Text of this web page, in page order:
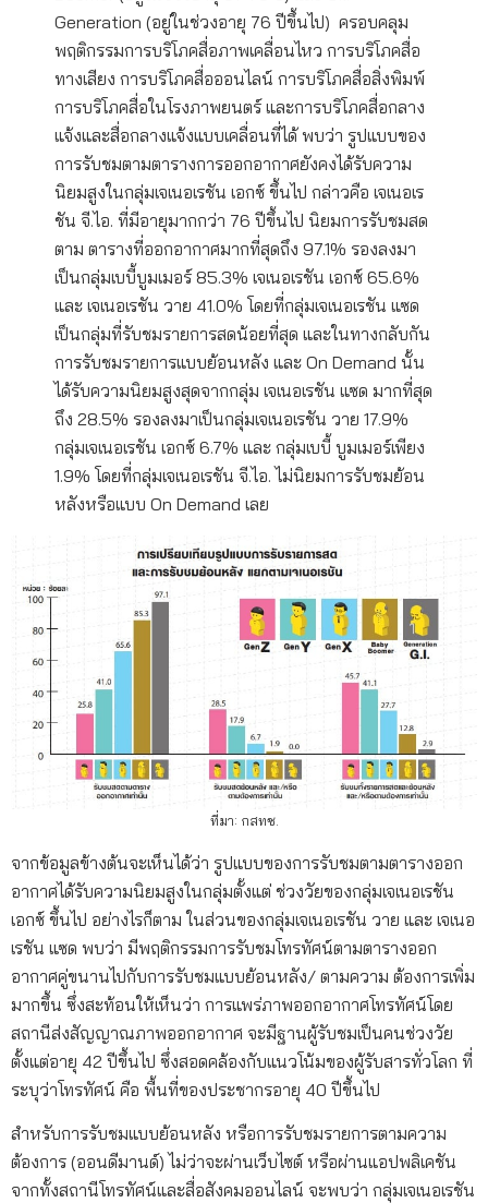
Generation (อยู่ในช่วงอายุ 76 ปีขึ้นไป) ครอบคลุม
พฤติกรรมการบริโภคสื่อภาพเคลื่อนไหว การบริโภคสื่อ
ทางเสียง การบริโภคสื่อออนไลน์ การบริโภคสื่อสิ่งพิมพ์
การบริโภคสื่อในโรงภาพยนตร์ และการบริโภคสื่อกลาง
แจ้งและสื่อกลางแจ้งแบบเคลื่อนที่ได้ พบว่า รูปแบบของ
การรับชมตามตารางการออกอากาศยังคงได้รับความ
นิยมสูงในกลุ่มเจเนอเรชัน เอกซ์ ขึ้นไป กล่าวคือ เจเนอเร
ชัน จี.ไอ. ที่มีอายุมากกว่า 76 ปีขึ้นไป นิยมการรับชมสด
ตาม ตารางที่ออกอากาศมากที่สุดถึง 97.1% รองลงมา
เป็นกลุ่มเบบี้บูมเมอร์ 85.3% เจเนอเรชัน เอกซ์ 65.6%
และ เจเนอเรชัน วาย 41.0% โดยที่กลุ่มเจเนอเรชัน แซด
เป็นกลุ่มที่รับชมรายการสดน้อยที่สุด และในทางกลับกัน
การรับชมรายการแบบย้อนหลัง และ On Demand นั้น
ได้รับความนิยมสูงสุดจากกลุ่ม เจเนอเรชัน แซด มากที่สุด
ถึง 28.5% รองลงมาเป็นกลุ่มเจเนอเรชัน วาย 17.9%
กลุ่มเจเนอเรชัน เอกซ์ 6.7% และ กลุ่มเบบี้ บูมเมอร์เพียง
1.9% โดยที่กลุ่มเจเนอเรชัน จี.ไอ. ไม่นิยมการรับชมย้อน
หลังหรือแบบ On Demand เลย
ที่มา: กสทช.
จากข้อมูลข้างต้นจะเห็นได้ว่า รูปแบบของการรับชมตามตารางออก
อากาศได้รับความนิยมสูงในกลุ่มตั้งแต่ ช่วงวัยของกลุ่มเจเนอเรชัน
เอกซ์ ขึ้นไป อย่างไรก็ตาม ในส่วนของกลุ่มเจเนอเรชัน วาย และ เจเนอ
เรชัน แซด พบว่า มีพฤติกรรมการรับชมโทรทัศน์ตามตารางออก
อากาศคู่ขนานไปกับการรับชมแบบย้อนหลัง/ ตามความ ต้องการเพิ่ม
มากขึ้น ซึ่งสะท้อนให้เห็นว่า การแพร่ภาพออกอากาศโทรทัศน์โดย
สถานีส่งสัญญาณภาพออกอากาศ จะมีฐานผู้รับชมเป็นคนช่วงวัย
ตั้งแต่อายุ 42 ปีขึ้นไป ซึ่งสอดคล้องกับแนวโน้มของผู้รับสารทั่วโลก ที่
ระบุว่าโทรทัศน์ คือ พื้นที่ของประชากรอายุ 40 ปีขึ้นไป
สำหรับการรับชมแบบย้อนหลัง หรือการรับชมรายการตามความ
ต้องการ (ออนดีมานด์) ไม่ว่าจะผ่านเว็บไซต์ หรือผ่านแอปพลิเคชัน
จากทั้งสถานีโทรทัศน์และสื่อสังคมออนไลน์ จะพบว่า กลุ่มเจเนอเรชัน